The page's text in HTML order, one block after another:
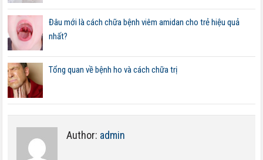
Đâu mới là cách chữa bệnh viêm amidan cho trẻ hiệu quả
nhất?
Tổng quan về bệnh ho và cách chữa trị
Author: admin